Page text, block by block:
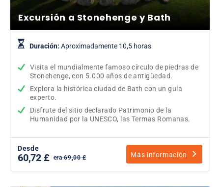
Excursión a Stonehenge y Bath
Duración: Aproximadamente 10,5 horas
Visita el mundialmente famoso círculo de piedras de
Stonehenge, con 5.000 años de antigüedad.
Explora la histórica ciudad de Bath con un guía
experto.
Disfrute del sitio declarado Patrimonio de la
Humanidad por la UNESCO, las Termas Romanas.
Desde
60,72 £ era 69,00 £ Más información